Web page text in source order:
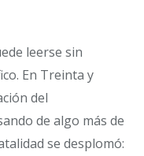
leerse sin
En Treinta y
del
de algo más de
se desplomó: